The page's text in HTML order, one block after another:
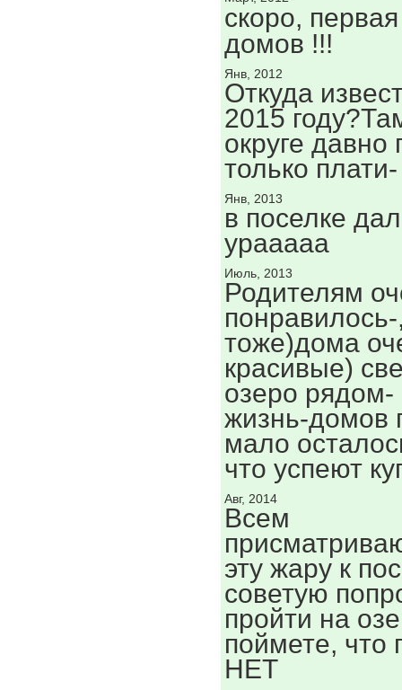
скоро,
домов !!!
Янв, 2012
Откуда
2015
округе давно
только
Янв, 2013
в поселке
урааааа
Июль, 2013
Родителям
тоже)дома
красивые)
озеро рядом-
жизнь-домов
мало
что успеют
Авг, 2014
Всем
эту жару к
советую
пройти на
поймете, что
НЕТ